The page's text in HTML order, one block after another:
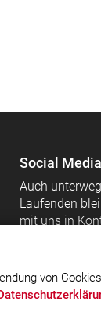
Social Media
Auch
Laufenden
mit uns in
von